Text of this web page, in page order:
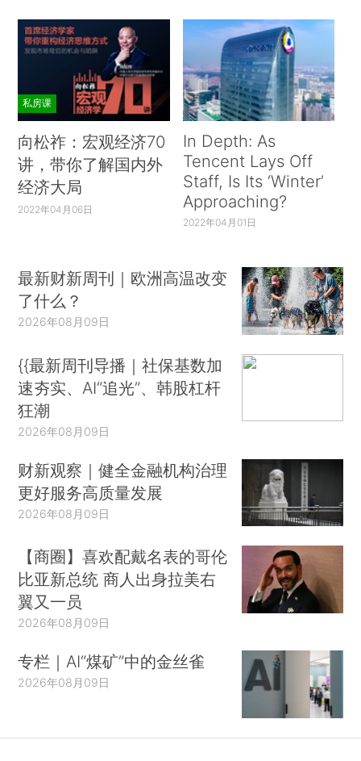
私房课
向松祚：宏观经济70
讲，带你了解国内外
经济大局
2022年04月06日
In Depth: As
Tencent Lays Off
Staff, Is Its ‘Winter’
Approaching?
2022年04月01日
最新财新周刊｜欧洲高温改变
了什么？
2026年08月09日
{{最新周刊导播｜社保基数加
速夯实、AI“追光”、韩股杠杆
狂潮
2026年08月09日
财新观察｜健全金融机构治理
更好服务高质量发展
2026年08月09日
【商圈】喜欢配戴名表的哥伦
比亚新总统 商人出身拉美右
翼又一员
2026年08月09日
专栏｜AI“煤矿”中的金丝雀
2026年08月09日